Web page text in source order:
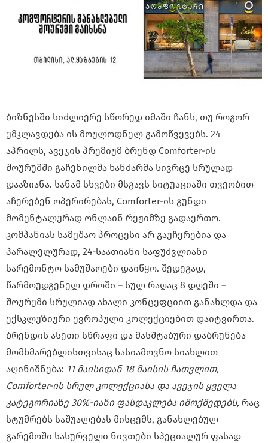
ბიზნესში სიძლიერე სწორედ იმაში ჩანს, თუ როგორ
უმკლავდება ის მოულოდნელ გამოწვევებს. 24
აპრილს, ავეჯის პრემიუმ ბრენდ Comforter-ის
შოურუმში გაჩენილმა ხანძარმა სივრცე სრულად
დააზიანა. სანამ სხვები მსგავს სიტუაციაში თვეობით
აჩერებენ ოპერირებას, Comforter-ის გუნდი
მომენტალურად ონლაინ რეჟიმზე გადაერთო.
კომპანიას სამუშაო პროცესი არ გაუჩერებია და
პარალელურად, 24-საათიანი საფუძვლიანი
სარემონტო სამუშაოები დაიწყო. შედეგად,
წარმოუდგენელ დროში – სულ რაღაც 8 დღეში –
შოურუმი სრულიად ახალი კონცეფციით განახლდა და
ექსკლუზიური ევროპული კოლექციებით დაიტვირთა.
ბრენდის ასეთი სწრაფი და მასშტაბური დაბრუნება
მომხმარებლისთვისაც სასიამოვნო სიახლით
აღინიშნება: 11 მაისიდან 18 მაისის ჩათვლით,
Comforter-ის სრულ კოლექციასა და ავეჯის ყველა
კატეგორიაზე 30%-იანი ფასდაკლება იმოქმედებს, რაც
სტუმრებს საშუალებას მისცემს, განახლებულ
გარემოში სასურველი ნივთები სპეციალურ ფასად